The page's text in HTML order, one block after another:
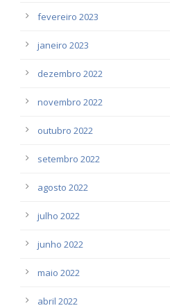
fevereiro 2023
janeiro 2023
dezembro 2022
novembro 2022
outubro 2022
setembro 2022
agosto 2022
julho 2022
junho 2022
maio 2022
abril 2022